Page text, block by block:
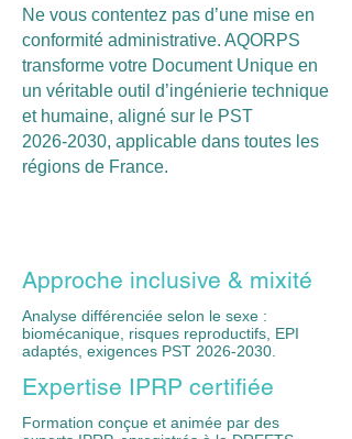
Ne vous contentez pas d’une mise en
conformité administrative. AQORPS
transforme votre Document Unique en
un véritable outil d’ingénierie technique
et humaine, aligné sur le PST
2026‑2030, applicable dans toutes les
régions de France.
Approche inclusive & mixité
Analyse différenciée selon le sexe :
biomécanique, risques reproductifs, EPI
adaptés, exigences PST 2026‑2030.
Expertise IPRP certifiée
Formation conçue et animée par des